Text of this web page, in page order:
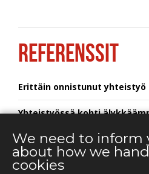
REFERENSSIT
Erittäin onnistunut yhteistyö
Yhteistyössä kohti
We need to inform
about how we
cookies